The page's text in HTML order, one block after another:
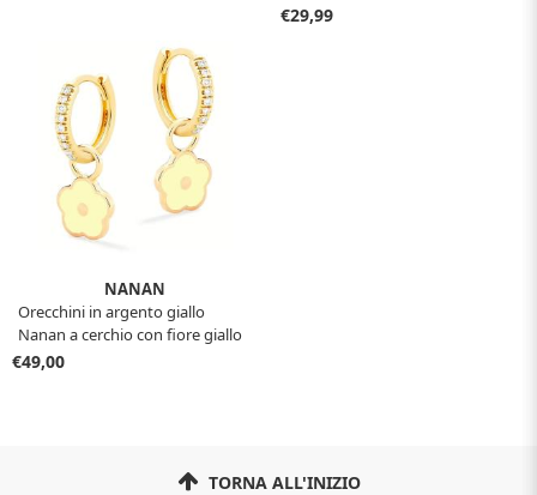
€29,99
NANAN
Orecchini in argento giallo
Nanan a cerchio con fiore giallo
NAN0478
€49,00
TORNA ALL'INIZIO